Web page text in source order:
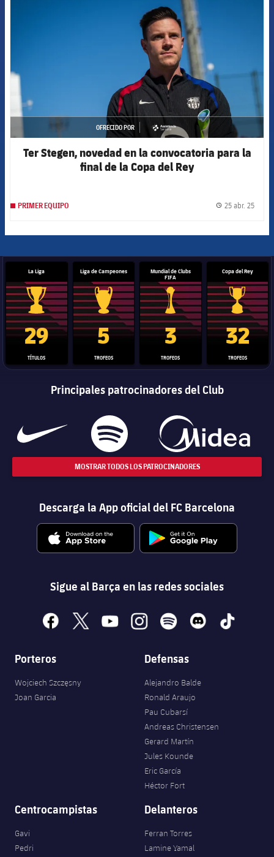
OFRECIDO POR
asistencia
Ter Stegen, novedad en la convocatoria para la
final de la Copa del Rey
PRIMER EQUIPO 25 abr. 25
La Liga
Trofeo de La Liga
29
TÍTULOS
Liga de Campeones
Trofeo de la Liga de Campeones
5
TROFEOS
Mundial de Clubs
FIFA
Trofeo del Mundial de
3
TROFEOS
Copa del Rey
Copa del
32
TROFEOS
Principales patrocinadores del Club
MOSTRAR TODOS LOS PATROCINADORES
Descarga la App oficial del FC Barcelona
Sigue al Barça en las redes sociales
facebook
x youtubeinstagramspotify discord tiktok
Porteros
Wojciech Szczęsny
Joan Garcia
Defensas
Alejandro Balde
Ronald Araujo
Pau Cubarsí
Andreas Christensen
Gerard Martín
Jules Kounde
Eric García
Héctor Fort
Centrocampistas
Gavi
Pedri
Delanteros
Ferran Torres
Lamine Yamal